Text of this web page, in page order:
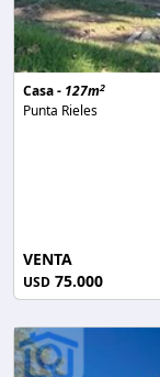
Casa - 127m2
Punta Rieles
VENTA
USD 75.000